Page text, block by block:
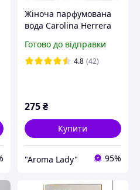
Жіноча парфумована
вода Carolina Herrera
Херрера Гуд Гел) 80 мл
Готово до відправки
4.8 (42)
275₴
Купити
"Aroma Lady" 95%